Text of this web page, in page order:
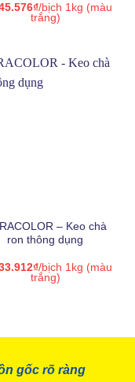
₫/bịch 1kg (màu
trắng)
– Keo chà
ron thông dụng
₫/bịch 1kg (màu
trắng)
gốc rõ ràng